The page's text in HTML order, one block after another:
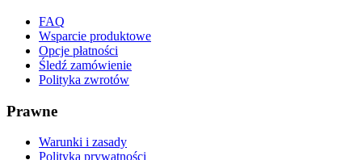
FAQ
Wsparcie produktowe
Opcje płatności
Śledź zamówienie
Polityka zwrotów
Prawne
Warunki i zasady
Polityka prywatności